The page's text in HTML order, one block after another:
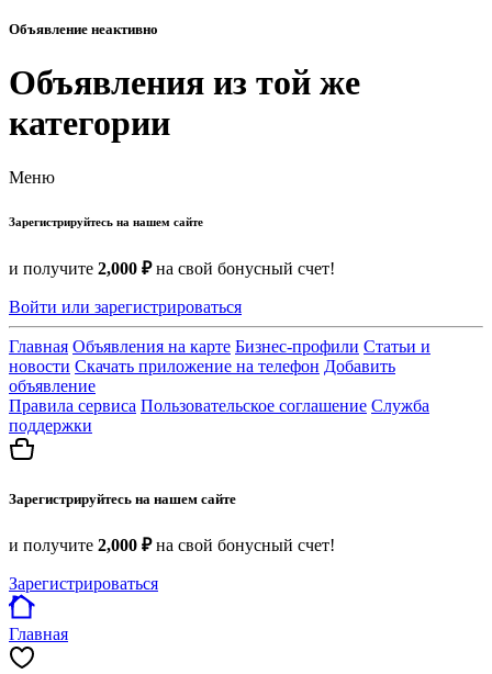
Объявление неактивно
Объявления из той же
категории
Меню
Зарегистрируйтесь на нашем сайте
и получите 2,000 ₽на свой бонусный счет!
Войти или зарегистрироваться
Главная Объявления на карте Бизнес-профили Статьи и
новости Скачать приложение на телефон Добавить
объявление
Правила сервиса Пользовательское соглашение Служба
поддержки
Зарегистрируйтесь на нашем сайте
и получите 2,000 ₽на свой бонусный счет!
Зарегистрироваться
Главная